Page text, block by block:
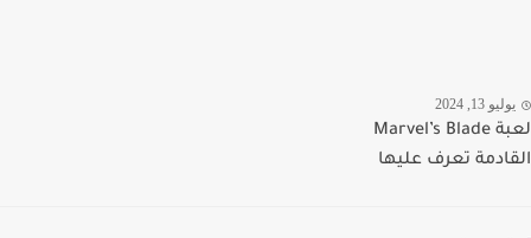
13, 2024
لعبة Marvel’s Blade
تعرف عليها